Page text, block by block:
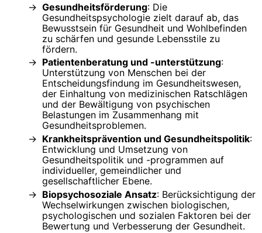
Gesundheitsförderung: Die
Gesundheitspsychologie zielt darauf ab, das
Bewusstsein für Gesundheit und Wohlbefinden
zu schärfen und gesunde Lebensstile zu
fördern.
Patientenberatung und -unterstützung:
Unterstützung von Menschen bei der
Entscheidungsfindung im Gesundheitswesen,
der Einhaltung von medizinischen Ratschlägen
und der Bewältigung von psychischen
Belastungen im Zusammenhang mit
Gesundheitsproblemen.
Krankheitsprävention und Gesundheitspolitik:
Entwicklung und Umsetzung von
Gesundheitspolitik und -programmen auf
individueller, gemeindlicher und
gesellschaftlicher Ebene.
Biopsychosoziale Ansatz: Berücksichtigung der
Wechselwirkungen zwischen biologischen,
psychologischen und sozialen Faktoren bei der
Bewertung und Verbesserung der Gesundheit.